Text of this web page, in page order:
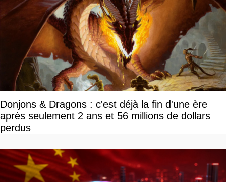
Donjons & Dragons : c'est déjà la fin d'une ère
après seulement 2 ans et 56 millions de dollars
perdus